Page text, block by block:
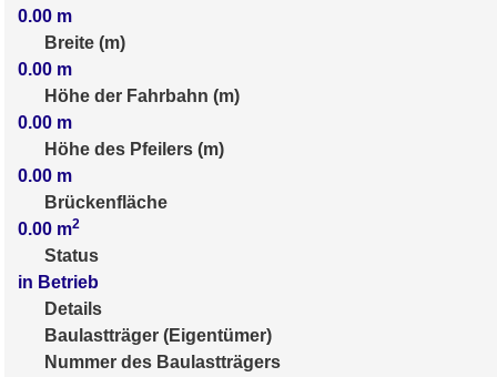
0.00 m
Breite (m)
0.00 m
Höhe der Fahrbahn (m)
0.00 m
Höhe des Pfeilers (m)
0.00 m
Brückenfläche
0.00 m2
Status
in Betrieb
Details
Baulastträger (Eigentümer)
Nummer des Baulastträgers